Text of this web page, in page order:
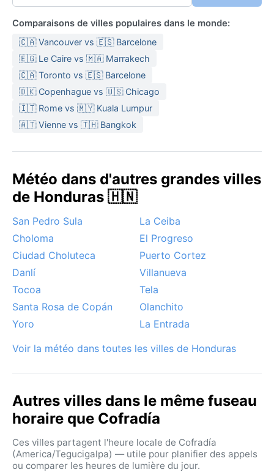
Comparaisons de villes populaires dans le monde:
🇨🇦 Vancouver vs 🇪🇸 Barcelone
🇪🇬 Le Caire vs 🇲🇦 Marrakech
🇨🇦 Toronto vs 🇪🇸 Barcelone
🇩🇰 Copenhague vs 🇺🇸 Chicago
🇮🇹 Rome vs 🇲🇾 Kuala Lumpur
🇦🇹 Vienne vs 🇹🇭 Bangkok
Météo dans d'autres grandes villes
de Honduras 🇭🇳
San Pedro Sula
La Ceiba
Choloma
El Progreso
Ciudad Choluteca
Puerto Cortez
Danlí
Villanueva
Tocoa
Tela
Santa Rosa de Copán
Olanchito
Yoro
La Entrada
Voir la météo dans toutes les villes de Honduras
Autres villes dans le même fuseau
horaire que Cofradía
Ces villes partagent l'heure locale de Cofradía
(America/Tegucigalpa) — utile pour planifier des appels
ou comparer les heures de lumière du jour.